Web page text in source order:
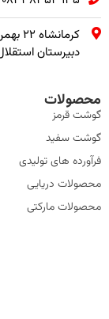
دبیرستان استقلال نبش کوی
محصولات
گوشت قرمز
گوشت سفید
فرآورده های تولیدی
محصولات دریایی
محصولات مارکتی